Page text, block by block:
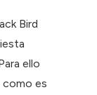
Bird
ello
es